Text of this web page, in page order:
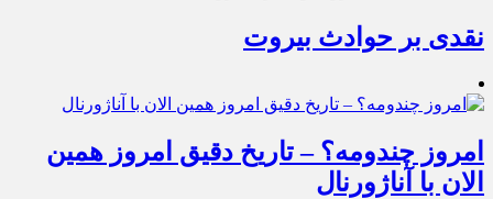
نقدی بر حوادث بیروت
امروز چندومه؟ – تاریخ دقیق امروز همین
الان با آناژورنال